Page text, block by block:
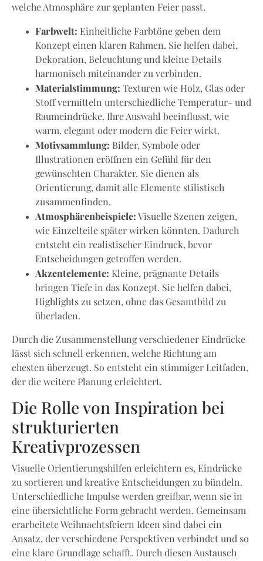
welche Atmosphäre zur geplanten Feier passt.
Farbwelt: Einheitliche Farbtöne geben dem
Konzept einen klaren Rahmen. Sie helfen dabei,
Dekoration, Beleuchtung und kleine Details
harmonisch miteinander zu verbinden.
Materialstimmung: Texturen wie Holz, Glas oder
Stoff vermitteln unterschiedliche Temperatur- und
Raumeindrücke. Ihre Auswahl beeinflusst, wie
warm, elegant oder modern die Feier wirkt.
Motivsammlung: Bilder, Symbole oder
Illustrationen eröffnen ein Gefühl für den
gewünschten Charakter. Sie dienen als
Orientierung, damit alle Elemente stilistisch
zusammenfinden.
Atmosphärenbeispiele: Visuelle Szenen zeigen,
wie Einzelteile später wirken könnten. Dadurch
entsteht ein realistischer Eindruck, bevor
Entscheidungen getroffen werden.
Akzentelemente: Kleine, prägnante Details
bringen Tiefe in das Konzept. Sie helfen dabei,
Highlights zu setzen, ohne das Gesamtbild zu
überladen.
Durch die Zusammenstellung verschiedener Eindrücke
lässt sich schnell erkennen, welche Richtung am
ehesten überzeugt. So entsteht ein stimmiger Leitfaden,
der die weitere Planung erleichtert.
Die Rolle von Inspiration bei
strukturierten
Kreativprozessen
Visuelle Orientierungshilfen erleichtern es, Eindrücke
zu sortieren und kreative Entscheidungen zu bündeln.
Unterschiedliche Impulse werden greifbar, wenn sie in
eine übersichtliche Form gebracht werden. Gemeinsam
erarbeitete Weihnachtsfeiern Ideen sind dabei ein
Ansatz, der verschiedene Perspektiven verbindet und so
eine klare Grundlage schafft. Durch diesen Austausch